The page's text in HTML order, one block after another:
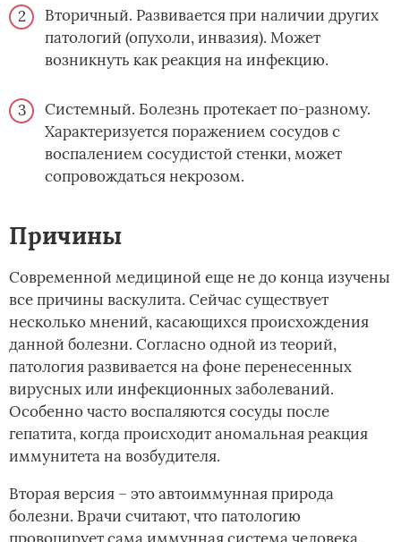
Вторичный. Развивается при наличии других
патологий (опухоли, инвазия). Может
возникнуть как реакция на инфекцию.
Системный. Болезнь протекает по-разному.
Характеризуется поражением сосудов с
воспалением сосудистой стенки, может
сопровождаться некрозом.
Причины
Современной медициной еще не до конца изучены
все причины васкулита. Сейчас существует
несколько мнений, касающихся происхождения
данной болезни. Согласно одной из теорий,
патология развивается на фоне перенесенных
вирусных или инфекционных заболеваний.
Особенно часто воспаляются сосуды после
гепатита, когда происходит аномальная реакция
иммунитета на возбудителя.
Вторая версия – это автоиммунная природа
болезни. Врачи считают, что патологию